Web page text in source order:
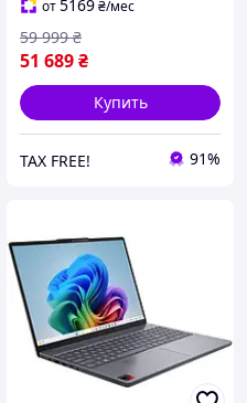
от5169₴/мес
51 689₴
59 999 ₴
Купить
TAX FREE! 91%